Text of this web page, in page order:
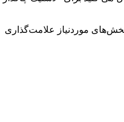
موردنیاز علامت‌گذاری